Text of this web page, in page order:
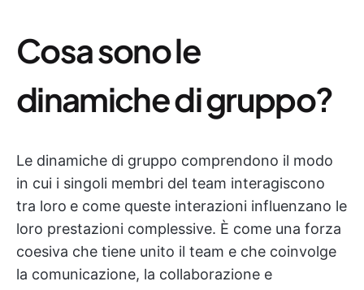
Cosa sono le
dinamiche di gruppo?
Le dinamiche di gruppo comprendono il modo
in cui i singoli membri del team interagiscono
tra loro e come queste interazioni influenzano le
loro prestazioni complessive. È come una forza
coesiva che tiene unito il team e che coinvolge
la comunicazione, la collaborazione e